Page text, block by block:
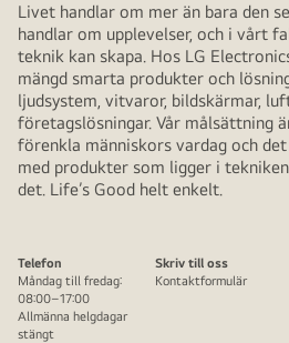
Livet handlar om mer än bara den
handlar om upplevelser, och i vårt
teknik kan skapa. Hos LG
mängd smarta produkter och
ljudsystem, vitvaror, bildskärmar,
företagslösningar. Vår målsättning
förenkla människors vardag och
med produkter som ligger i
det. Life’s Good helt enkelt.
Telefon
Måndag till fredag:
08:00–17:00
Allmänna helgdagar
stängt
Skriv till oss
Kontaktformulär